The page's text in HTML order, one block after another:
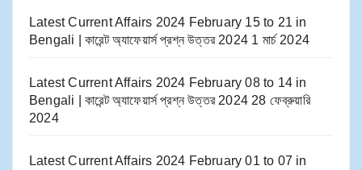
Latest Current Affairs 2024 February 15 to 21​ in
Bengali | কারেন্ট অ্যাফেয়ার্স প্রশ্ন উত্তর 2024 1 মার্চ 2024
Latest Current Affairs 2024 February 08 to 14​ in
Bengali | কারেন্ট অ্যাফেয়ার্স প্রশ্ন উত্তর 2024 28 ফেব্রুয়ারি
2024
Latest Current Affairs 2024 February 01 to 07​ in